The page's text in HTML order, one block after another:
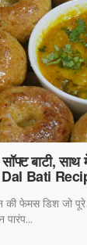
सॉफ्ट बाटी,
Bati
की फेमस डिश जो
पारंप...